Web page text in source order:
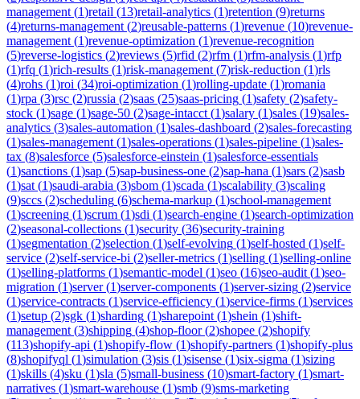
management (1)retail (13)retail-analytics (1)retention (9)returns
(4)returns-management (2)reusable-patterns (1)revenue (10)revenue-
management (1)revenue-optimization (1)revenue-recognition
(5)reverse-logistics (2)reviews (5)rfid (2)rfm (1)rfm-analysis (1)rfp
(1)rfq (1)rich-results (1)risk-management (7)risk-reduction (1)rls
(4)rohs (1)roi (34)roi-optimization (1)rolling-update (1)romania
(1)rpa (3)rsc (2)russia (2)saas (25)saas-pricing (1)safety (2)safety-
stock (1)sage (1)sage-50 (2)sage-intacct (1)salary (1)sales (19)sales-
analytics (3)sales-automation (1)sales-dashboard (2)sales-forecasting
(1)sales-management (1)sales-operations (1)sales-pipeline (1)sales-
tax (8)salesforce (5)salesforce-einstein (1)salesforce-essentials
(1)sanctions (1)sap (5)sap-business-one (2)sap-hana (1)sars (2)sasb
(1)sat (1)saudi-arabia (3)sbom (1)scada (1)scalability (3)scaling
(9)sccs (2)scheduling (6)schema-markup (1)school-management
(1)screening (1)scrum (1)sdi (1)search-engine (1)search-optimization
(2)seasonal-collections (1)security (36)security-training
(1)segmentation (2)selection (1)self-evolving (1)self-hosted (1)self-
service (2)self-service-bi (2)seller-metrics (1)selling (1)selling-online
(1)selling-platforms (1)semantic-model (1)seo (16)seo-audit (1)seo-
migration (1)server(1)server-components (1)server-sizing (2)service
(1)service-contracts (1)service-efficiency (1)service-firms (1)services
(1)setup (2)sgk (1)sharding (1)sharepoint (1)shein (1)shift-
management (3)shipping (4)shop-floor(2)shopee (2)shopify
(113)shopify-api (1)shopify-flow (1)shopify-partners (1)shopify-plus
(8)shopifyql (1)simulation (3)sis (1)sisense (1)six-sigma (1)sizing
(1)skills (4)sku (1)sla (5)small-business (10)smart-factory (1)smart-
narratives (1)smart-warehouse (1)smb (9)sms-marketing